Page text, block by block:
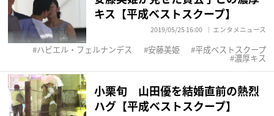
キス【平成ベストスクープ】
2019/05/25 16:00 エンタメニュース
ハビエル・フェルナンデス 安藤美姫 平成ベストスクープ
濃厚キス
小栗旬 山田優を結婚直前の熱烈
ハグ【平成ベストスクープ】